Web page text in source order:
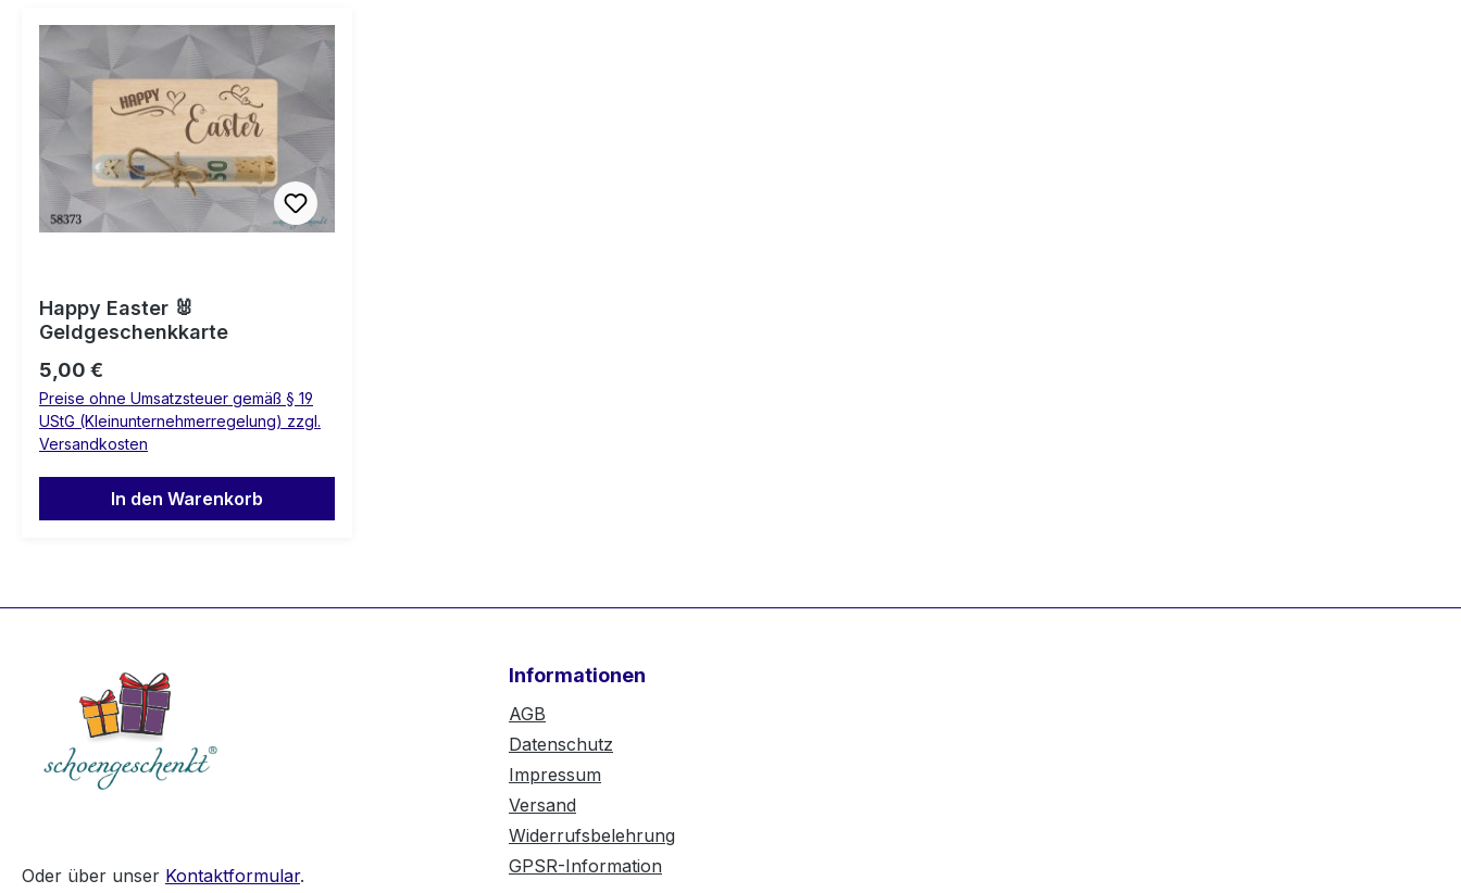
Happy Easter 🐰
Geldgeschenkkarte
Regulärer Preis:
5,00 €
Preise ohne Umsatzsteuer gemäß § 19
UStG (Kleinunternehmerregelung) zzgl.
Versandkosten
In den Warenkorb
Oder über unser Kontaktformular.
Informationen
AGB
Datenschutz
Impressum
Versand
Widerrufsbelehrung
GPSR-Information